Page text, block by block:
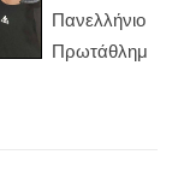
Πανελλήνιο
Πρωτάθλημ